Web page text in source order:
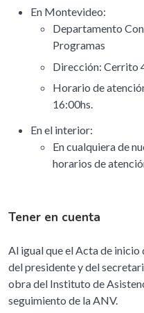
En Montevideo:
Departamento
Programas
Dirección: Cerrito
Horario de
16:00hs.
En el interior:
En cualquiera de
horarios de
Tener en cuenta
Al igual que el Acta de
del presidente y del
obra del Instituto de
seguimiento de la ANV.